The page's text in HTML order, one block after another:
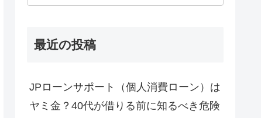
最近の投稿
JPローンサポート（個人消費ローン）は
ヤミ金？40代が借りる前に知るべき危険